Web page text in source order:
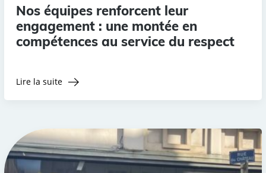
Nos équipes renforcent leur
engagement : une montée en
compétences au service du respect
Lire la suite